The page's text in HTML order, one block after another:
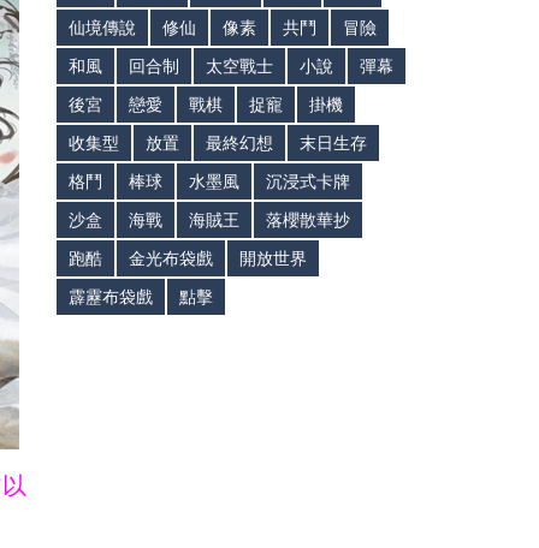
仙境傳說
修仙 像素 共鬥
冒險
和風
回合制 太空戰士 小說
彈幕
後宮
戀愛 戰棋 捉寵
掛機
收集型
放置 最終幻想
末日生存
格鬥
棒球 水墨風
沉浸式卡牌
沙盒
海戰 海賊王
落櫻散華抄
跑酷
金光布袋戲
開放世界
霹靂布袋戲
點擊